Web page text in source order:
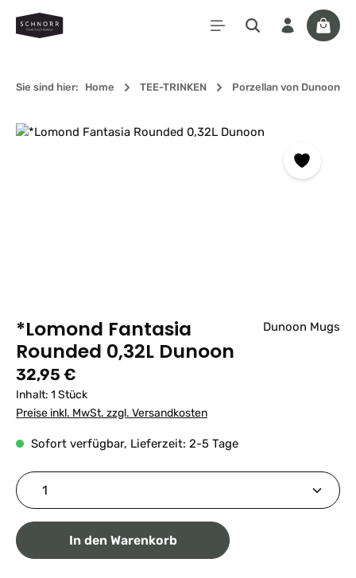
Zum Hauptinhalt springen
Sie sind hier: Home TEE-TRINKEN Porzellan von Dunoon
Bildergalerie überspringen
*Lomond Fantasia
Rounded 0,32L Dunoon
Dunoon Mugs
Regulärer Preis:
32,95 €
Inhalt: 1 Stück
Preise inkl. MwSt. zzgl. Versandkosten
Sofort verfügbar, Lieferzeit: 2-5 Tage
Produkt Anzahl: Gib den gewünschten Wert ein
In den Warenkorb